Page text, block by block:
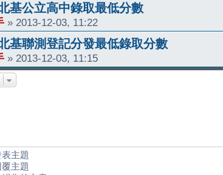
基公立高中錄取最低分數
» 2013-12-03, 11:22
基聯測登記分發最低錄取分數
» 2013-12-03, 11:15
主題
主題